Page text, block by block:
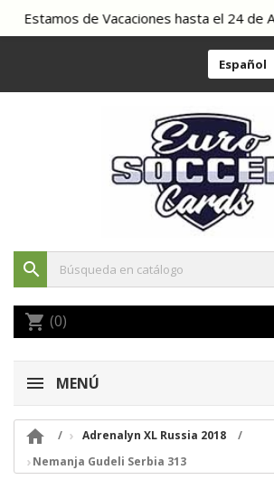
Estamos de Vacaciones hasta el 24 de
search
shopping_cart (0)
MENÚ

Adrenalyn XL Russia 2018
Nemanja Gudeli Serbia 313